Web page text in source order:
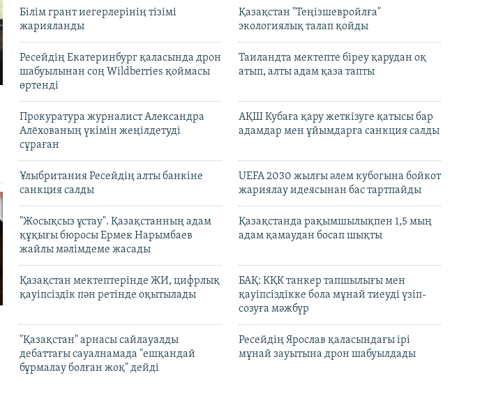
Білім грант иегерлерінің тізімі
жарияланды
Қазақстан "Теңізшевройлға"
экологиялық талап қойды
Ресейдің Екатеринбург қаласында дрон
шабуылынан соң Wildberries қоймасы
өртенді
Таиландта мектепте біреу қарудан оқ
атып, алты адам қаза тапты
Прокуратура журналист Александра
Алёхованың үкімін жеңілдетуді
сұраған
АҚШ Кубаға қару жеткізуге қатысы бар
адамдар мен ұйымдарға санкция салды
Ұлыбритания Ресейдің алты банкіне
санкция салды
UEFA 2030 жылғы әлем кубогына бойкот
жариялау идеясынан бас тартпайды
"Жосықсыз ұстау". Қазақстанның адам
құқығы бюросы Ермек Нарымбаев
жайлы мәлімдеме жасады
Қазақстанда рақымшылықпен 1,5 мың
адам қамаудан босап шықты
Қазақстан мектептерінде ЖИ, цифрлық
қауіпсіздік пән ретінде оқытылады
БАҚ: КҚК танкер тапшылығы мен
қауіпсіздікке бола мұнай тиеуді үзіп-
созуға мәжбүр
"Қазақстан" арнасы сайлауалды
дебаттағы сауалнамада "ешқандай
бұрмалау болған жоқ" дейді
Ресейдің Ярослав қаласындағы ірі
мұнай зауытына дрон шабуылдады